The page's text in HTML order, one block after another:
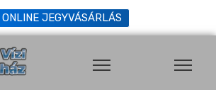
ONLINE JEGYVÁSÁRLÁS